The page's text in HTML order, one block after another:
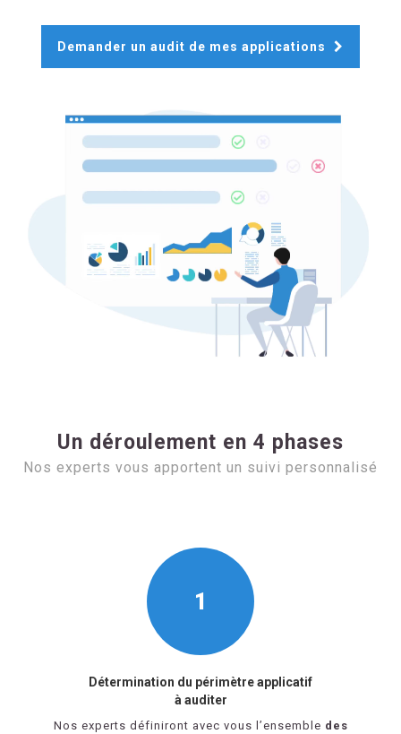
Demander un audit de mes applications
Un déroulement en 4 phases
Nos experts vous apportent un suivi personnalisé
1
Détermination du périmètre applicatif
à auditer
Nos experts définiront avec vous l’ensemble des